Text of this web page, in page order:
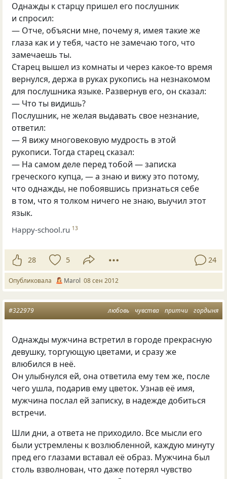
Однажды к старцу пришел его послушник
и спросил:
— Отче, объясни мне, почему я, имея такие же
глаза как и у тебя, часто не замечаю того, что
замечаешь ты.
Старец вышел из комнаты и через какое-то время
вернулся, держа в руках рукопись на незнакомом
для послушника языке. Развернув его, он сказал:
— Что ты видишь?
Послушник, не желая выдавать свое незнание,
ответил:
— Я вижу многовековую мудрость в этой
рукописи. Тогда старец сказал:
— На самом деле перед тобой — записка
греческого купца, — а знаю и вижу это потому,
что однажды, не побоявшись признаться себе
в том, что я толком ничего не знаю, выучил этот
язык.
Happy-school.ru 13
28 5 24
Опубликовала Marol 08 сен 2012
любовь чувства притчи гордыня
#322979
Однажды мужчина встретил в городе прекрасную
девушку, торгующую цветами, и сразу же
влюбился в неё.
Он улыбнулся ей, она ответила ему тем же, после
чего ушла, подарив ему цветок. Узнав её имя,
мужчина послал ей записку, в надежде добиться
встречи.
Шли дни, а ответа не приходило. Все мысли его
были устремлены к возлюбленной, каждую минуту
пред его глазами вставал её образ. Мужчина был
столь взволнован, что даже потерял чувство